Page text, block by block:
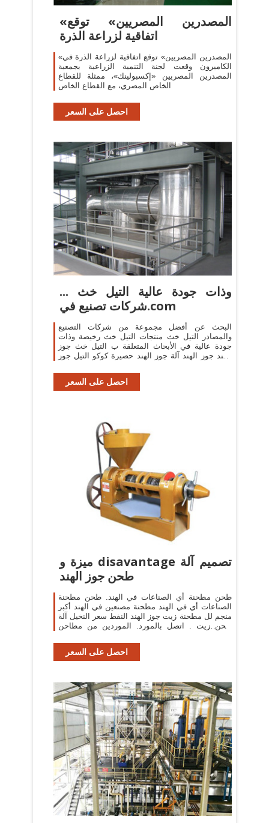
«المصدرين المصريين» توقع
اتفاقية لزراعة الذرة
«المصدرين المصريين» توقع اتفاقية لزراعة الذرة في
الكاميرون وقعت لجنة التنمية الزراعية بجمعية
المصدرين المصريين «إكسبولينك»، ممثلة للقطاع
الخاص المصري، مع القطاع الخاص
احصل على السعر
... وذات جودة عالية التيل خث
شركات تصنيع في.com
البحث عن أفضل مجموعة من شركات التصنيع
والمصادر التيل خث منتجات التيل خث رخيصة وذات
جودة عالية في الأبحاث المتعلقة ب التيل خث جوز
الهند جوز الهند آلة جوز الهند حصيرة كوكو التيل جوز
احصل على السعر
ميزة و disavantage تصميم آلة
طحن جوز الهند
طحن مطحنة أي الصناعات في الهند. طحن مطحنة
الصناعات أي في الهند مطحنة مصنعين في الهند أكبر
منجم لل مطحنة زيت جوز الهند النفط سعر النخيل آلة
طحن زيت . اتصل بالمورد. الموردين من مطاحن
احصل على السعر